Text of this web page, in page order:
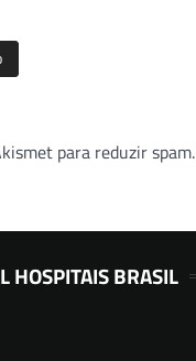
para reduzir spam.
HOSPITAIS BRASIL